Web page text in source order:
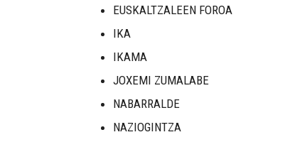
EUSKALTZALEEN FOROA
IKA
IKAMA
JOXEMI ZUMALABE
NABARRALDE
NAZIOGINTZA